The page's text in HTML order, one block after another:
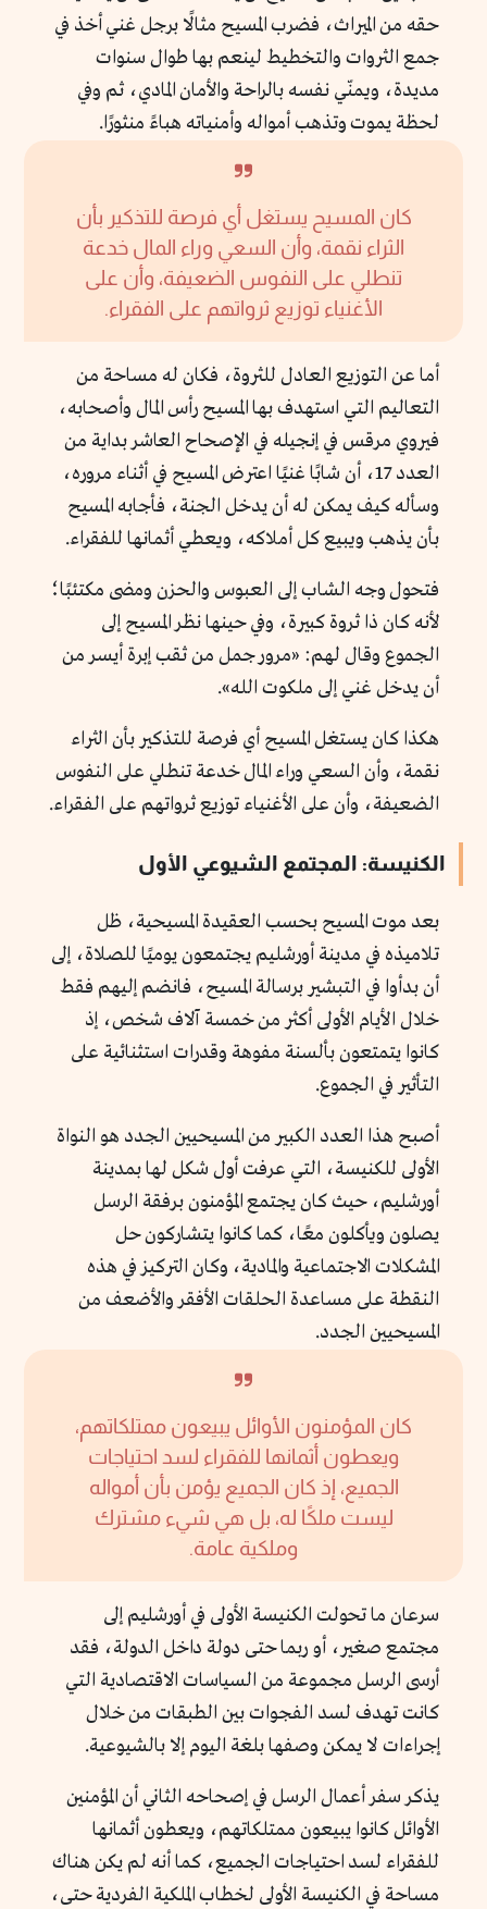
حقه من الميراث، فضرب المسيح مثالًا برجل غني أخذ في
جمع الثروات والتخطيط لينعم بها طوال سنوات
مديدة، ويمنّي نفسه بالراحة والأمان المادي، ثم وفي
لحظة يموت وتذهب أمواله وأمنياته هباءً منثورًا.
كان المسيح يستغل أي فرصة للتذكير بأن
الثراء نقمة، وأن السعي وراء المال خدعة
تنطلي على النفوس الضعيفة، وأن على
الأغنياء توزيع ثرواتهم على الفقراء.
أما عن التوزيع العادل للثروة، فكان له مساحة من
التعاليم التي استهدف بها المسيح رأس المال وأصحابه،
فيروي مرقس في إنجيله في الإصحاح العاشر بداية من
العدد 17، أن شابًا غنيًا اعترض المسيح في أثناء مروره،
وسأله كيف يمكن له أن يدخل الجنة، فأجابه المسيح
بأن يذهب ويبيع كل أملاكه، ويعطي أثمانها للفقراء.
فتحول وجه الشاب إلى العبوس والحزن ومضى مكتئبًا؛
لأنه كان ذا ثروة كبيرة، وفي حينها نظر المسيح إلى
الجموع وقال لهم: «مرور جمل من ثقب إبرة أيسر من
أن يدخل غني إلى ملكوت الله».
هكذا كان يستغل المسيح أي فرصة للتذكير بأن الثراء
نقمة، وأن السعي وراء المال خدعة تنطلي على النفوس
الضعيفة، وأن على الأغنياء توزيع ثرواتهم على الفقراء.
الكنيسة: المجتمع الشيوعي الأول
بعد موت المسيح بحسب العقيدة المسيحية، ظل
تلاميذه في مدينة أورشليم يجتمعون يوميًا للصلاة، إلى
أن بدأوا في التبشير برسالة المسيح، فانضم إليهم فقط
خلال الأيام الأولى أكثر من خمسة آلاف شخص، إذ
كانوا يتمتعون بألسنة مفوهة وقدرات استثنائية على
التأثير في الجموع.
أصبح هذا العدد الكبير من المسيحيين الجدد هو النواة
الأولى للكنيسة، التي عرفت أول شكل لها بمدينة
أورشليم، حيث كان يجتمع المؤمنون برفقة الرسل
يصلون ويأكلون معًا، كما كانوا يتشاركون حل
المشكلات الاجتماعية والمادية، وكان التركيز في هذه
النقطة على مساعدة الحلقات الأفقر والأضعف من
المسيحيين الجدد.
كان المؤمنون الأوائل يبيعون ممتلكاتهم،
ويعطون أثمانها للفقراء لسد احتياجات
الجميع، إذ كان الجميع يؤمن بأن أمواله
ليست ملكًا له، بل هي شيء مشترك
وملكية عامة.
سرعان ما تحولت الكنيسة الأولى في أورشليم إلى
مجتمع صغير، أو ربما حتى دولة داخل الدولة، فقد
أرسى الرسل مجموعة من السياسات الاقتصادية التي
كانت تهدف لسد الفجوات بين الطبقات من خلال
إجراءات لا يمكن وصفها بلغة اليوم إلا بالشيوعية.
يذكر سفر أعمال الرسل في إصحاحه الثاني أن المؤمنين
الأوائل كانوا يبيعون ممتلكاتهم، ويعطون أثمانها
للفقراء لسد احتياجات الجميع، كما أنه لم يكن هناك
مساحة في الكنيسة الأولى لخطاب الملكية الفردية حتى،